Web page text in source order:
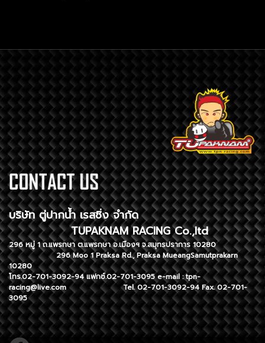
บริษัท ตู่ปากน้ำ เรสซิ่ง จำกัด
TUPAKNAM RACING Co.,ltd
296 หมู่ 1 ถ.แพรกษา ต.แพรกษา อ.เมืองฯ จ.สมุทรปราการ 10280
296 Moo 1 Praksa Rd., Praksa MueangSamutprakarn
10280
โทร.02-701-3092-94 แฟกซ์.02-701-3095 e-mail :tpn-
racing@live.com Tel. 02-701-3092-94 Fax. 02-701-
3095